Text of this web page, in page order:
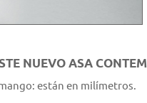
NUEVO ASA
están en milímetros.